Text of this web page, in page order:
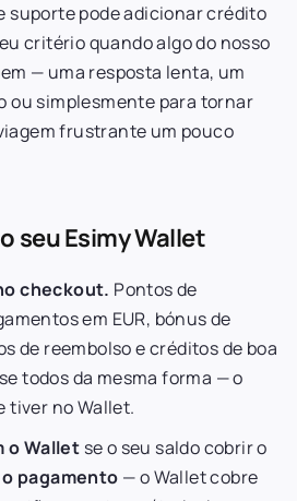
suporte pode adicionar crédito
critério quando algo do nosso
— uma resposta lenta, um
ou simplesmente para tornar
frustrante um pouco
seu Esimy Wallet
checkout. Pontos de
em EUR, bónus de
de reembolso e créditos de boa
todos da mesma forma — o
tiver no Wallet.
o Wallet se o seu saldo cobrir o
pagamento — o Wallet cobre